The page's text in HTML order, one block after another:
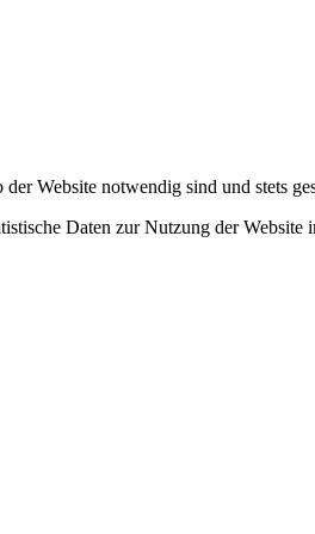
Website notwendig sind und stets
Daten zur Nutzung der Website